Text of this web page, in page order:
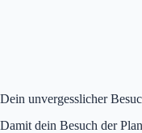
Dein unvergesslicher
Damit dein Besuch der